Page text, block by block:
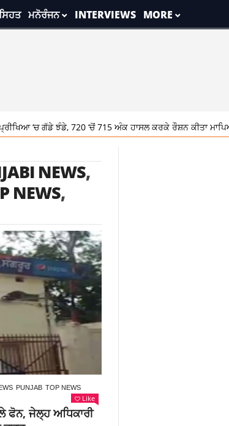
ਮਨੋਰੰਜਨ INTERVIEWS MORE
ਗੱਡੇ ਝੰਡੇ, 720 ‘ਚੋਂ 715 ਅੰਕ ਹਾਸਲ ਕਰਕੇ ਰੌਸ਼ਨ ਕੀਤਾ ਮਾਪਿਆਂ ਦਾ ਨਾਮ
NEWS,
NEWS,
PUNJAB TOP NEWS
Like
ਫੋਨ, ਜੇਲ੍ਹ ਅਧਿਕਾਰੀ